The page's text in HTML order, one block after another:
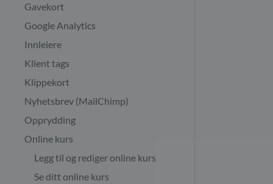
Gavekort
Google Analytics
Innleiere
Klient tags
Klippekort
Nyhetsbrev (MailChimp)
Opprydding
Online kurs
Legg til og rediger online kurs
Se ditt online kurs